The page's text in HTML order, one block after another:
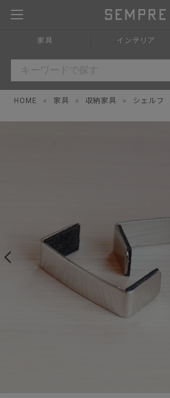
家具 インテリア
HOME » 家具 » 収納家具 » シェルフ